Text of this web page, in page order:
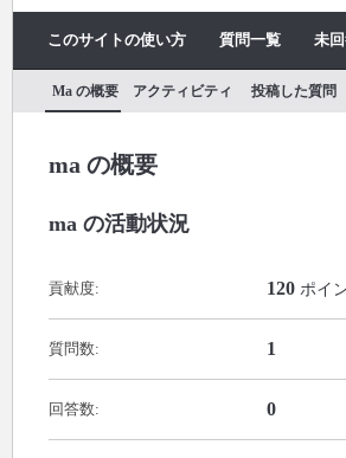
このサイトの使い方 質問一覧 未
Ma の概要 アクティビティ 投稿した質問
ma の概要
ma の活動状況
貢献度: 120 ポイ
質問数: 1
回答数: 0